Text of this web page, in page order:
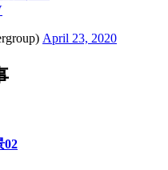
April 23, 2020
02